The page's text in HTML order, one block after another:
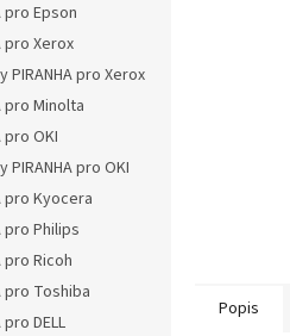
pro Epson
pro Xerox
pro Xerox
pro Minolta
pro OKI
pro OKI
pro Kyocera
pro Philips
pro Ricoh
pro Toshiba
DELL
Popis